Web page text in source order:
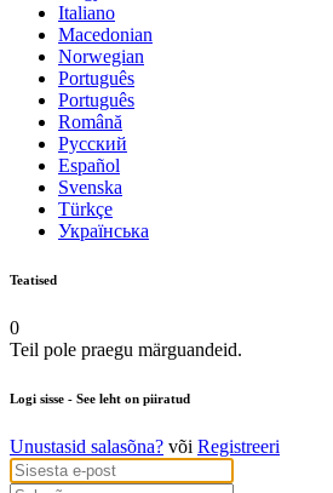
Italiano
Macedonian
Norwegian
Português
Português
Română
Русский
Español
Svenska
Türkçe
Українська
Teatised
0
Teil pole praegu märguandeid.
Logi sisse - See leht on piiratud
Unustasid salasõna? või Registreeri